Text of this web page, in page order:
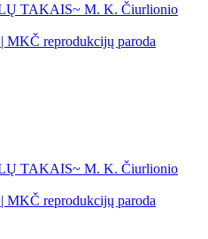
TAKAIS~ M. K. Čiurlionio
MKČ reprodukcijų paroda
TAKAIS~ M. K. Čiurlionio
MKČ reprodukcijų paroda